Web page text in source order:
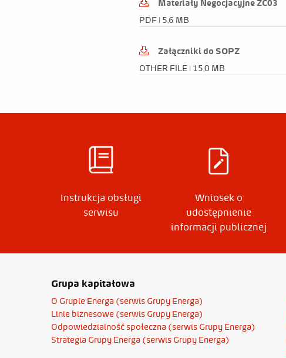
Data
2022-06-14
Materiały Negocjacyjne ZC03
PDF | 5,6 MB
Załączniki do SOPZ
OTHER FILE | 15,0 MB
Instrukcja obsługi
serwisu
Wniosek o
udostępnienie
informacji publicznej
Grupa kapitałowa
O Grupie Energa (serwis Grupy Energa)
Linie biznesowe (serwis Grupy Energa)
Odpowiedzialność społeczna (serwis Grupy Energa)
Strategia Grupy Energa (serwis Grupy Energa)